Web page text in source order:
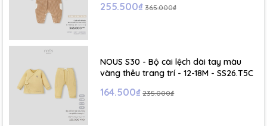
255.500₫ 365.000₫
NOUS S30 - Bộ cài lệch dài tay màu
vàng thêu trang trí - 12-18M - SS26.T5C
164.500₫ 235.000₫